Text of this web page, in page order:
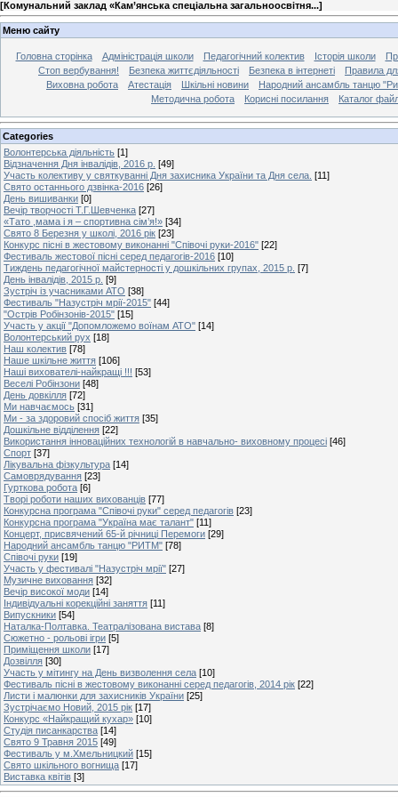
[Комунальний заклад «Кам’янська спеціальна загальноосвітня...]
Меню сайту
Головна сторінка Адміністрація школи Педагогічний колектив Історія школи
Стоп вербування!
Безпека життєдіяльності Безпека в інтернеті
Правила
Виховна робота
Атестація Шкільні новини
Народний ансамбль танцю
Методична робота
Корисні посилання Каталог
Categories
Волонтерська діяльність [1]
Відзначення Дня інвалідів, 2016 р. [49]
Участь колективу у святкуванні Дня захисника України та Дня села. [11]
Свято останнього дзвінка-2016 [26]
День вишиванки [0]
Вечір творчості Т.Г.Шевченка [27]
«Тато ,мама і я – спортивна сім’я!» [34]
Свято 8 Березня у школі, 2016 рік [23]
Конкурс пісні в жестовому виконанні "Співочі руки-2016" [22]
Фестиваль жестової пісні серед педагогів-2016 [10]
Тиждень педагогічної майстерності у дошкільних групах, 2015 р. [7]
День інвалідів, 2015 р. [9]
Зустріч із учасниками АТО [38]
Фестиваль "Назустріч мрії-2015" [44]
"Острів Робінзонів-2015" [15]
Участь у акції "Допомложемо воїнам АТО" [14]
Волонтерський рух [18]
Наш колектив [78]
Наше шкільне життя [106]
Наші вихователі-найкращі !!! [53]
Веселі Робінзони [48]
День довкілля [72]
Ми навчаємось [31]
Ми - за здоровий спосіб життя [35]
Дошкільне відділення [22]
Використання інноваційних технологій в навчально- виховному процесі [46]
Спорт [37]
Лікувальна фізкультура [14]
Самоврядування [23]
Гурткова робота [6]
Творі роботи наших вихованців [77]
Конкурсна програма "Співочі руки" серед педагогів [23]
Конкурсна програма "Україна має талант" [11]
Концерт, присвячений 65-й річниці Перемоги [29]
Народний ансамбль танцю "РИТМ" [78]
Співочі руки [19]
Участь у фестивалі "Назустріч мрії" [27]
Музичне виховання [32]
Вечір високої моди [14]
Індивідуальні корекційні заняття [11]
Випускники [54]
Наталка-Полтавка. Театралізована вистава [8]
Сюжетно - рольові ігри [5]
Приміщення школи [17]
Дозвілля [30]
Участь у мітингу на День визволення села [10]
Фестиваль пісні в жестовому виконанні серед педагогів, 2014 рік [22]
Листи і малюнки для захисників України [25]
Зустрічаємо Новий, 2015 рік [17]
Конкурс «Найкращий кухар» [10]
Студія писанкарства [14]
Свято 9 Травня 2015 [49]
Фестиваль у м.Хмельницкий [15]
Свято шкільного вогнища [17]
Виставка квітів [3]